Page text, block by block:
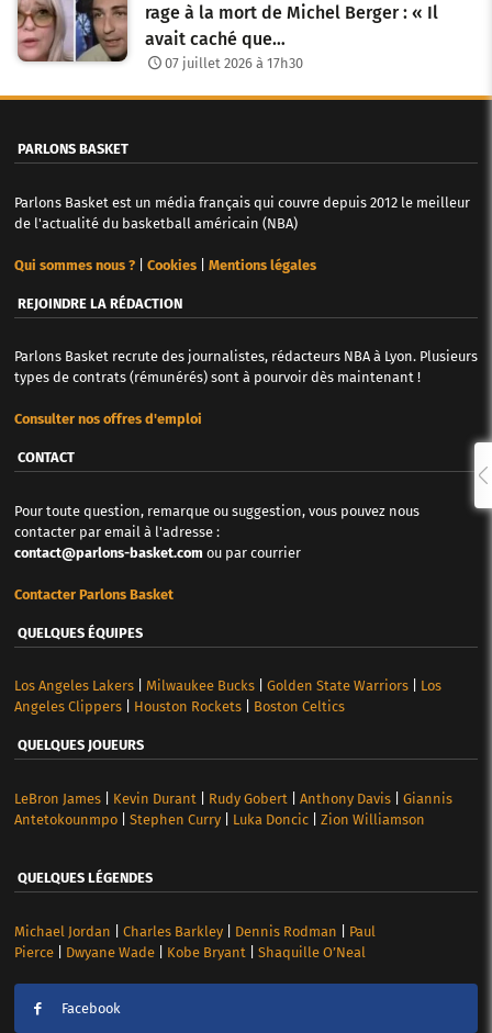
rage à la mort de Michel Berger : « Il
avait caché que…
07 juillet 2026 à 17h30
PARLONS BASKET
Parlons Basket est un média français qui couvre depuis 2012 le meilleur
de l'actualité du basketball américain (NBA)
Qui sommes nous ?| Cookies| Mentions légales
REJOINDRE LA RÉDACTION
Parlons Basket recrute des journalistes, rédacteurs NBA à Lyon. Plusieurs
types de contrats (rémunérés) sont à pourvoir dès maintenant !
Consulter nos offres d'emploi
CONTACT
Pour toute question, remarque ou suggestion, vous pouvez nous
contacter par email à l'adresse :
contact@parlons-basket.com ou par courrier
Contacter Parlons Basket
QUELQUES ÉQUIPES
Los Angeles Lakers| Milwaukee Bucks| Golden State Warriors| Los
Angeles Clippers| Houston Rockets| Boston Celtics
QUELQUES JOUEURS
LeBron James| Kevin Durant Rudy Gobert Anthony Davis| Giannis
Antetokounmpo| Stephen Curry| Luka Doncic| Zion Williamson
QUELQUES LÉGENDES
Michael Jordan Charles Barkley| Dennis Rodman
Paul
Pierce| Dwyane Wade| Kobe Bryant Shaquille O’Neal
Facebook